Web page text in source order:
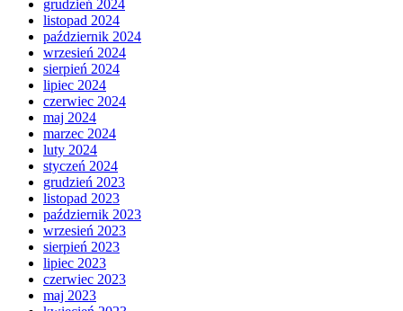
grudzień 2024
listopad 2024
październik 2024
wrzesień 2024
sierpień 2024
lipiec 2024
czerwiec 2024
maj 2024
marzec 2024
luty 2024
styczeń 2024
grudzień 2023
listopad 2023
październik 2023
wrzesień 2023
sierpień 2023
lipiec 2023
czerwiec 2023
maj 2023